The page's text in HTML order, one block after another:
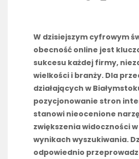
W dzisiejszym cyfrowym
obecność online jest
sukcesu każdej firmy,
wielkości i branży. Dla
działających w
pozycjonowanie stron
stanowi nieocenione
zwiększenia widoczności
wynikach wyszukiwania.
odpowiednio